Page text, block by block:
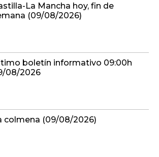
La Mancha hoy, fin de
(09/08/2026)
boletín informativo 09:00h
08/2026
colmena (09/08/2026)